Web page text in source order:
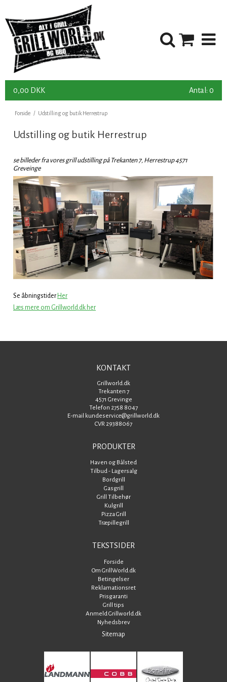
0,00 DKK Antal: 0
Forside / Udstilling og butik Herrestrup
Udstilling og butik Herrestrup
se billeder fra vores grill udstilling på Trekanten 7, Herrestrup 4571
Greveinge
Se åbningstider Her
Læs mere om Grillworld.dk her
KONTAKT
Grillworld.dk
Trekanten 7
4571 Grevinge
Telefon 2758 8047
E-mail kundeservice@grillworld.dk
CVR 29388067
PRODUKTER
Haven og Bålsted
Tilbud - Lagersalg
Bordgrill
Gasgrill
Grill Tilbehør
Kulgrill
Pizza Grill
Træpillegrill
TEKSTSIDER
Forside
Om GrillWorld.dk
Betingelser
Reklamationsret
Prisgaranti
Grill tips
Anmeld Grillworld.dk
Nyhedsbrev
Sitemap